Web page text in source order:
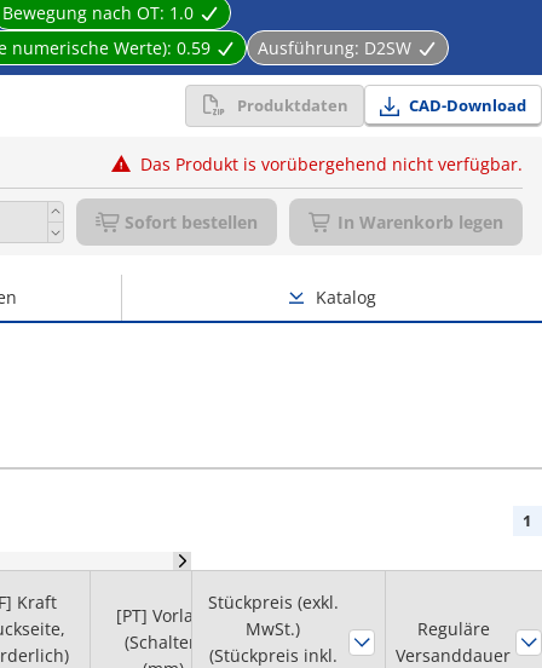
Bewegung nach OT: 1.0
numerische Werte): 0.59 Ausführung: D2SW
Produktdaten CAD-Download
Das Produkt is vorübergehend nicht verfügbar.
Sofort bestellen In Warenkorb legen
Katalog
1
Kraft
[PT] Vorlauf
(Schalter)
Ausführung
(Kontaktpunkt)
Werkstoff
(Kontakt)
Stückpreis (exkl.
MwSt.)
(Stückpreis inkl.
Reguläre
Versanddauer